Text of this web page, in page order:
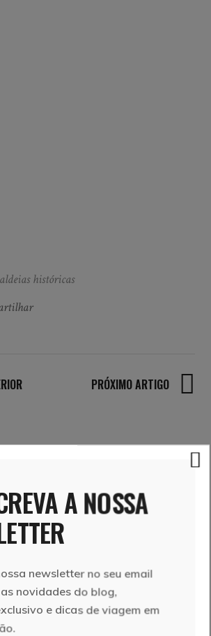
aldeias históricas
PRÓXIMO ARTIGO
A NOSSA
newsletter no seu email
novidades do blog,
e dicas de viagem em